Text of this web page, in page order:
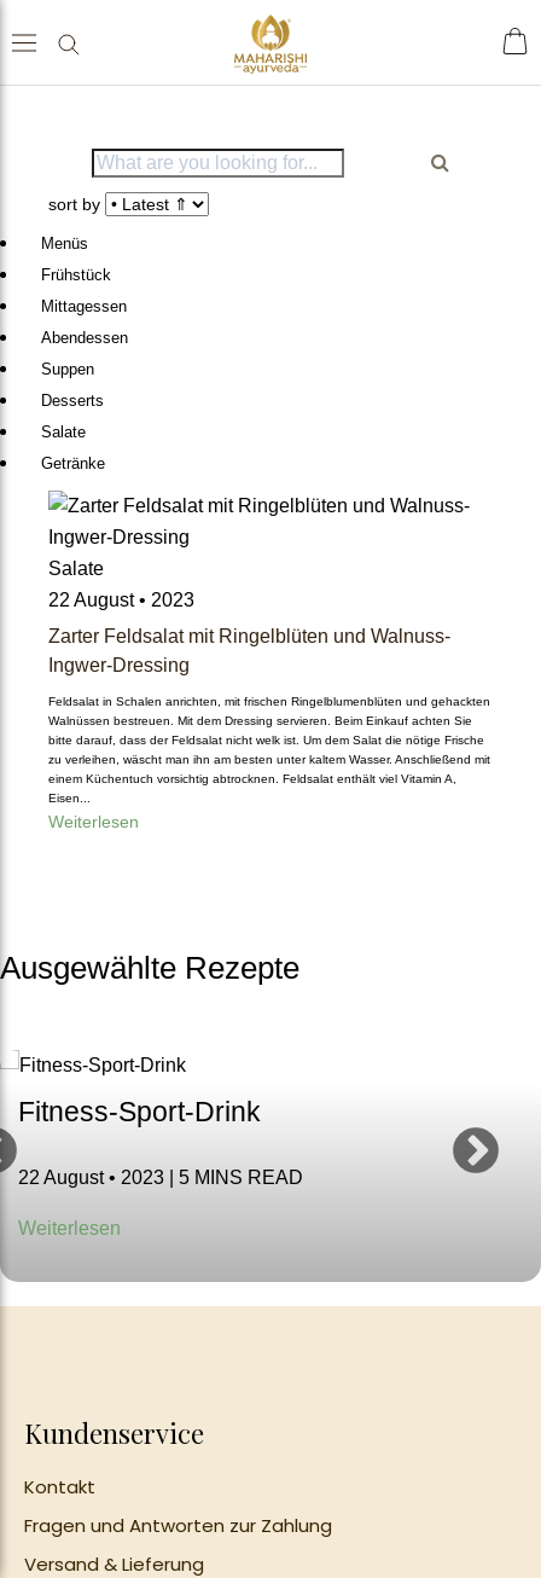
Tees & Getränke
Gewürze & Grundnahrungs
mittel
Nahrungsergänzungen
Ayurveda Einzelkräuter
Ayurveda Naturkosmetik
Ayurveda-Produkte im Ang
Mundhygiene
Ayurvedische Duft- und Kr
n
Ayurvedische Geschenkid
About
Unsere Reise
Verständnis
sort by
Menüs
Frühstück
Mittagessen
Abendessen
Suppen
Desserts
Salate
Getränke
Salate
22 August • 2023
Zarter Feldsalat mit Ringelblüten und Walnuss-
Ingwer-Dressing
Feldsalat in Schalen anrichten, mit frischen Ringelblumenblüten und gehackten
Walnüssen bestreuen. Mit dem Dressing servieren. Beim Einkauf achten Sie
bitte darauf, dass der Feldsalat nicht welk ist. Um dem Salat die nötige Frische
zu verleihen, wäscht man ihn am besten unter kaltem Wasser. Anschließend mit
einem Küchentuch vorsichtig abtrocknen. Feldsalat enthält viel Vitamin A,
Eisen...
Weiterlesen
Ausgewählte Rezepte
Fitness-Sport-Drink
22 August • 2023 | 5 MINS READ
Weiterlesen
Kundenservice
Kontakt
Fragen und Antworten zur Zahlung
Versand & Lieferung